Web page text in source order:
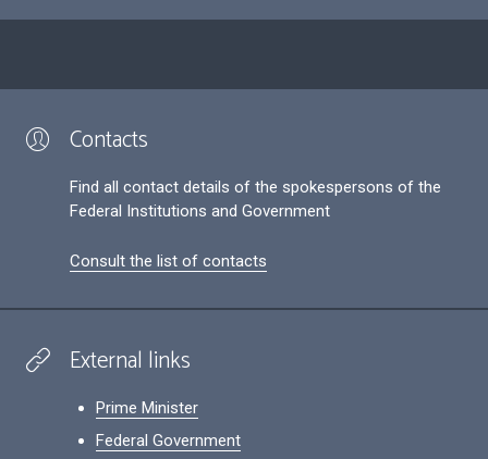
Contacts
Find all contact details of the spokespersons of the
Federal Institutions and Government
Consult the list of contacts
External links
Prime Minister
Federal Government